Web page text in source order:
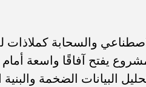
والسحابة كملاذات
يفتح آفاقًا واسعة
البيانات الضخمة والبنية